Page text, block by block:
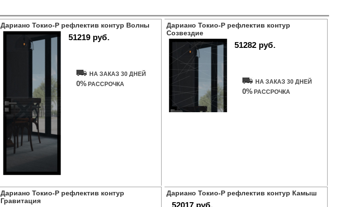
Дариано Токио-Р рефлектив контур Волны
51219 руб.
НА ЗАКАЗ 30 ДНЕЙ
0% РАССРОЧКА
Дариано Токио-Р рефлектив контур
Созвездие
51282 руб.
НА ЗАКАЗ 30 ДНЕЙ
0% РАССРОЧКА
Дариано Токио-Р рефлектив контур
Гравитация
Дариано Токио-Р рефлектив контур Камыш